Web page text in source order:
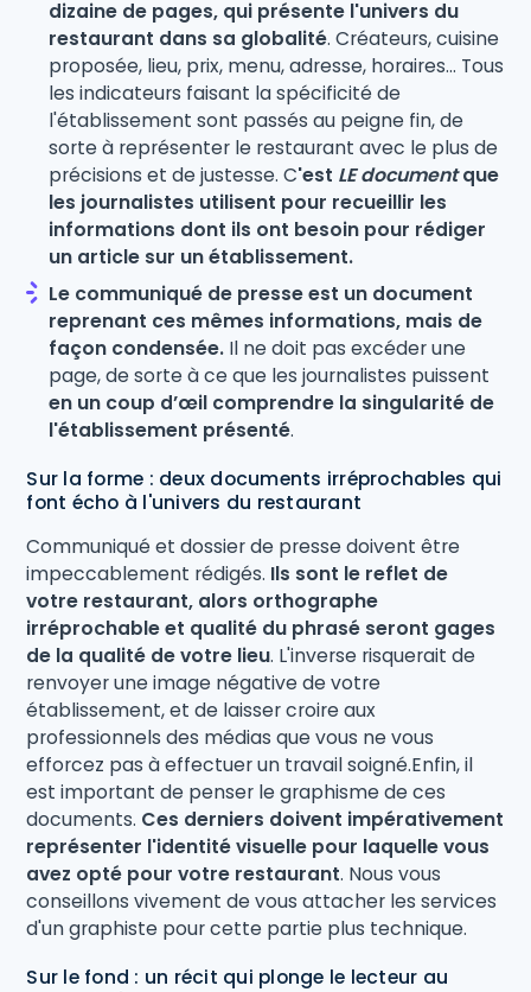
dizaine de pages, qui présente l'univers du
restaurant dans sa globalité. Créateurs, cuisine
proposée, lieu, prix, menu, adresse, horaires... Tous
les indicateurs faisant la spécificité de
l'établissement sont passés au peigne fin, de
sorte à représenter le restaurant avec le plus de
précisions et de justesse. C'est LE documentque
les journalistes utilisent pour recueillir les
informations dont ils ont besoin pour rédiger
un article sur un établissement.
Le communiqué de presse est un document
reprenant ces mêmes informations, mais de
façon condensée. Il ne doit pas excéder une
page, de sorte à ce que les journalistes puissent
en un coup d’œil comprendre la singularité de
l'établissement présenté.
Sur la forme : deux documents irréprochables qui
font écho à l'univers du restaurant
Communiqué et dossier de presse doivent être
impeccablement rédigés. Ils sont le reflet de
votre restaurant, alors orthographe
irréprochable et qualité du phrasé seront gages
de la qualité de votre lieu. L'inverse risquerait de
renvoyer une image négative de votre
établissement, et de laisser croire aux
professionnels des médias que vous ne vous
efforcez pas à effectuer un travail soigné.Enfin, il
est important de penser le graphisme de ces
documents. Ces derniers doivent impérativement
représenter l'identité visuelle pour laquelle vous
avez opté pour votre restaurant. Nous vous
conseillons vivement de vous attacher les services
d'un graphiste pour cette partie plus technique.
Sur le fond : un récit qui plonge le lecteur au